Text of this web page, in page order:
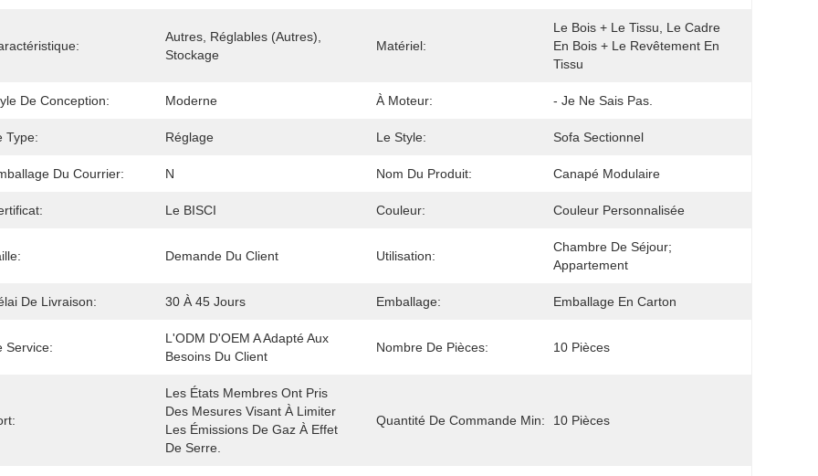
Autres, Réglables (autres),
Stockage
Matériel:
Le Bois + Le Tissu, Le Cadre
En Bois + Le Revêtement En
Tissu
De Conception: Moderne À Moteur: - Je Ne Sais Pas.
Type: Réglage Le Style: Sofa Sectionnel
Du Courrier: N Nom Du Produit: Canapé Modulaire
Le BISCI Couleur: Couleur Personnalisée
Demande Du Client Utilisation:
Chambre De Séjour;
Appartement
De Livraison: 30 À 45 Jours Emballage: Emballage En Carton
Service:
L'ODM D'OEM A Adapté Aux
Besoins Du Client
Nombre De Pièces: 10 Pièces
Les États Membres Ont Pris
Des Mesures Visant À Limiter
Les Émissions De Gaz À Effet
De Serre.
Quantité De Commande Min: 10 Pièces